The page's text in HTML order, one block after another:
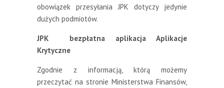
obowiązek przesyłania JPK dotyczy jedynie
dużych podmiotów.
JPK bezpłatna aplikacja Aplikacje
Krytyczne
Zgodnie z informacją, którą możemy
przeczytać na stronie Ministerstwa Finansów,